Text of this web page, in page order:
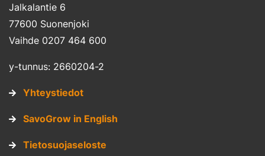
Jalkalantie 6
77600 Suonenjoki
Vaihde 0207 464 600
y-tunnus: 2660204-2
Yhteystiedot
SavoGrow in English
Tietosuojaseloste